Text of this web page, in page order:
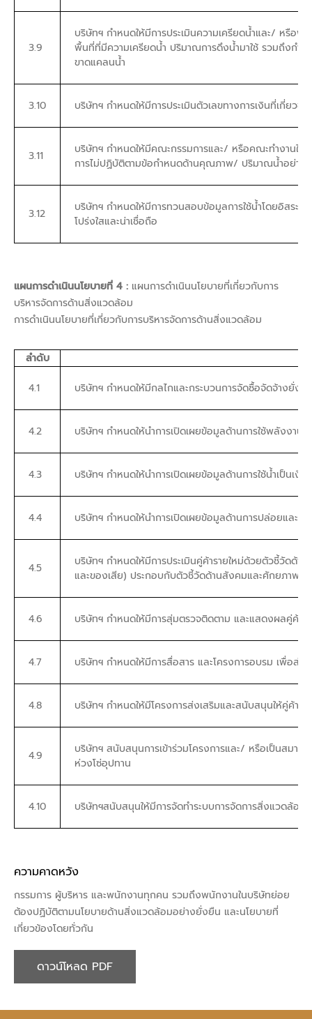
3.9
บริษัทฯ กำหนดให้มีการประเมินความเครียดน้ำและ/ หรือ
พื้นที่ที่มีความเครียดน้ำ ปริมาณการดึงน้ำมาใช้ รวมถึงกำ
ขาดแคลนน้ำ
3.10 บริษัทฯ กำหนดให้มีการประเมินตัวเลขทางการเงินที่เกี่ย
3.11
บริษัทฯ กำหนดให้มีคณะกรรมการและ/ หรือคณะทำงานใน
การไม่ปฏิบัติตามข้อกำหนดด้านคุณภาพ/ ปริมาณน้ำอย่าง
3.12
บริษัทฯ กำหนดให้มีการทวนสอบข้อมูลการใช้น้ำโดยอิสร
โปร่งใสและน่าเชื่อถือ
แผนการดำเนินนโยบายที่ 4 : แผนการดำเนินนโยบายที่เกี่ยวกับการ
บริหารจัดการด้านสิ่งแวดล้อม
การดำเนินนโยบายที่เกี่ยวกับการบริหารจัดการด้านสิ่งแวดล้อม
ลำดับ
4.1 บริษัทฯ กำหนดให้มีกลไกและกระบวนการจัดซื้อจัดจ้างยั่
4.2 บริษัทฯ กำหนดให้นำการเปิดเผยข้อมูลด้านการใช้พลังงาน
4.3 บริษัทฯ กำหนดให้นำการเปิดเผยข้อมูลด้านการใช้น้ำเป็นเงื่
4.4 บริษัทฯ กำหนดให้นำการเปิดเผยข้อมูลด้านการปล่อยและก
4.5
บริษัทฯ กำหนดให้มีการประเมินคู่ค้ารายใหม่ด้วยตัวชี้วัดด้
และของเสีย) ประกอบกับตัวชี้วัดด้านสังคมและศักยภาพด้า
4.6 บริษัทฯ กำหนดให้มีการสุ่มตรวจติดตาม และแสดงผลคู่ค้าใ
4.7 บริษัทฯ กำหนดให้มีการสื่อสาร และโครงการอบรม เพื่อส่
4.8 บริษัทฯ กำหนดให้มีโครงการส่งเสริมและสนับสนุนให้คู่ค้า
4.9
บริษัทฯ สนับสนุนการเข้าร่วมโครงการและ/ หรือเป็นสมา
ห่วงโซ่อุปทาน
4.10 บริษัทฯสนับสนุนให้มีการจัดทำระบบการจัดการสิ่งแวดล้อม
ความคาดหวัง
กรรมการ ผู้บริหาร และพนักงานทุกคน รวมถึงพนักงานในบริษัทย่อย
ต้องปฏิบัติตามนโยบายด้านสิ่งแวดล้อมอย่างยั่งยืน และนโยบายที่
เกี่ยวข้องโดยทั่วกัน
ดาวน์โหลด PDF